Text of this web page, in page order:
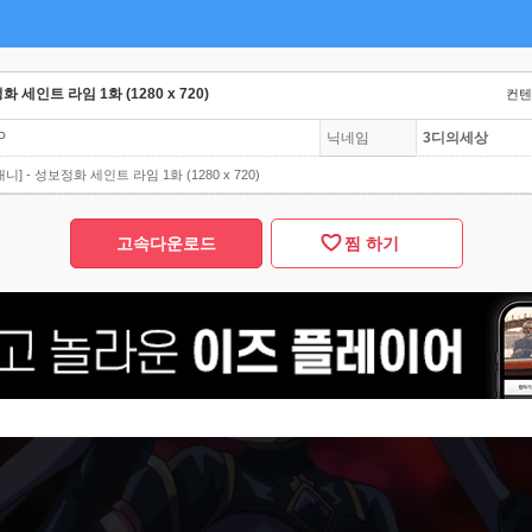
세인트 라임 1화 (1280 x 720) 컨
닉네임 3디의세상
니] - 성보정화 세인트 라임 1화 (1280 x 720)
고속다운로드 찜 하기